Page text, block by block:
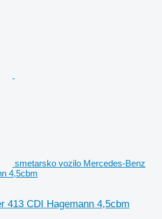
smetarsko vozilo Mercedes-Benz
4,5cbm
413 CDI Hagemann 4,5cbm